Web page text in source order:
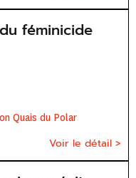
féminicide
Quais du Polar
Voir le détail >